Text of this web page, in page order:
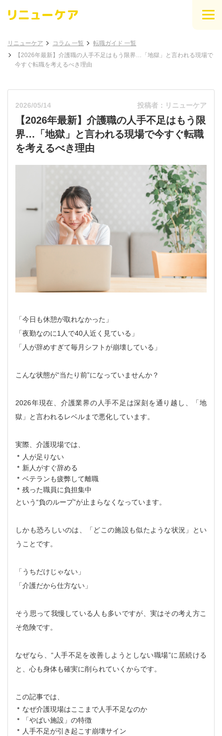
リニューケア コラム 一覧
転職ガイド 一覧
【2026年最新】介護職の人手不足はもう限界…「地獄」と言われる現場で
今すぐ転職を考えるべき理由
2026/05/14 投稿者：リニューケア
【2026年最新】介護職の人手不足はもう限
界…「地獄」と言われる現場で今すぐ転職
を考えるべき理由
「今日も休憩が取れなかった」
「夜勤なのに1人で40人近く見ている」
「人が辞めすぎて毎月シフトが崩壊している」
こんな状態が“当たり前”になっていませんか？
2026年現在、介護業界の人手不足は深刻を通り越し、「地
獄」と言われるレベルまで悪化しています。
実際、介護現場では、
人が足りない
新人がすぐ辞める
ベテランも疲弊して離職
残った職員に負担集中
という“負のループ”が止まらなくなっています。
しかも恐ろしいのは、「どこの施設も似たような状況」とい
うことです。
「うちだけじゃない」
「介護だから仕方ない」
そう思って我慢している人も多いですが、実はその考え方こ
そ危険です。
なぜなら、“人手不足を改善しようとしない職場”に居続ける
と、心も身体も確実に削られていくからです。
この記事では、
なぜ介護現場はここまで人手不足なのか
「やばい施設」の特徴
人手不足が引き起こす崩壊サイン